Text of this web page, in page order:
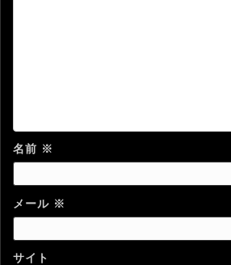
名前 ※
メール ※
サイト